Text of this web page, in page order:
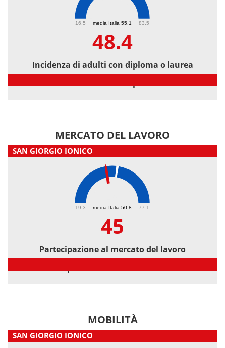
media Italia 55.1
16.5 83.5
48.4
Incidenza di adulti con diploma o laurea
MERCATO DEL LAVORO
SAN GIORGIO IONICO
media Italia 50.8
19.3 77.1
45
Partecipazione al mercato del lavoro
MOBILITÀ
SAN GIORGIO IONICO